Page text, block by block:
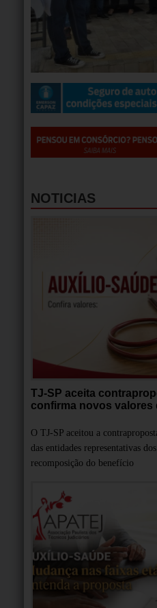
NOTICIAS
TJ-SP aceita
confirma novos valores
O TJ-SP aceitou a
das entidades representativas
recomposição do benefício